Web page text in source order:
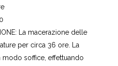
La macerazione delle
per circa 36 ore. La
modo soffice, effettuando